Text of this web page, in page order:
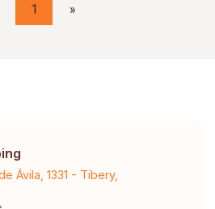
1 »
Ávila, 1331 - Tibery,